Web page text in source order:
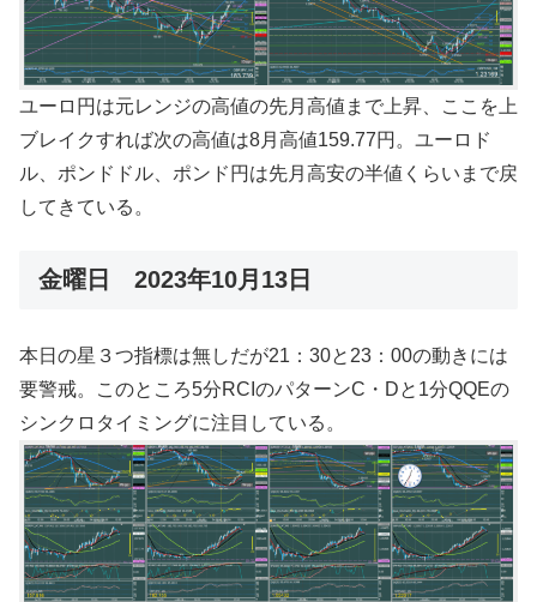
ユーロ円は元レンジの高値の先月高値まで上昇、ここを上
ブレイクすれば次の高値は8月高値159.77円。ユーロド
ル、ポンドドル、ポンド円は先月高安の半値くらいまで戻
してきている。
金曜日 2023年10月13日
本日の星３つ指標は無しだが21：30と23：00の動きには
要警戒。このところ5分RCIのパターンC・Dと1分QQEの
シンクロタイミングに注目している。